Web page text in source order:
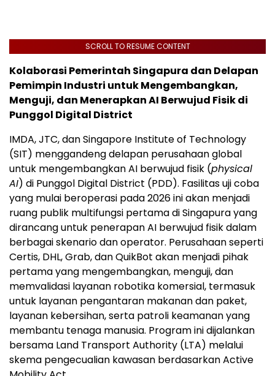
SCROLL TO RESUME CONTENT
Kolaborasi Pemerintah Singapura dan Delapan
Pemimpin Industri untuk Mengembangkan,
Menguji, dan Menerapkan AI Berwujud Fisik di
Punggol Digital District
IMDA, JTC, dan Singapore Institute of Technology
(SIT) menggandeng delapan perusahaan global
untuk mengembangkan AI berwujud fisik (physical
AI) di Punggol Digital District (PDD). Fasilitas uji coba
yang mulai beroperasi pada 2026 ini akan menjadi
ruang publik multifungsi pertama di Singapura yang
dirancang untuk penerapan AI berwujud fisik dalam
berbagai skenario dan operator. Perusahaan seperti
Certis, DHL, Grab, dan QuikBot akan menjadi pihak
pertama yang mengembangkan, menguji, dan
memvalidasi layanan robotika komersial, termasuk
untuk layanan pengantaran makanan dan paket,
layanan kebersihan, serta patroli keamanan yang
membantu tenaga manusia. Program ini dijalankan
bersama Land Transport Authority (LTA) melalui
skema pengecualian kawasan berdasarkan Active